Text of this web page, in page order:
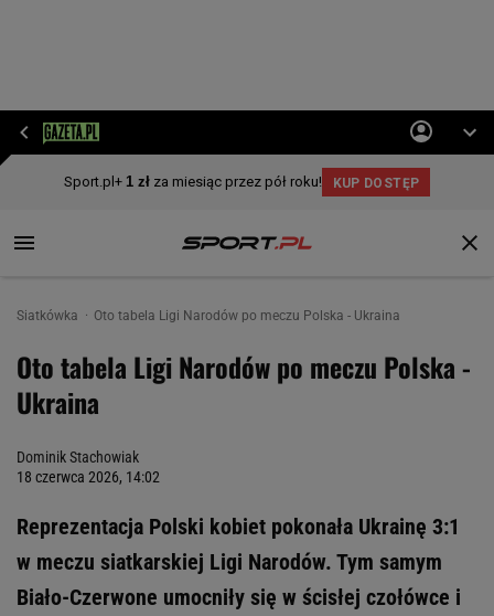
Siatkówka Oto tabela Ligi Narodów po meczu Polska - Ukraina
Oto tabela Ligi Narodów po meczu Polska -
Ukraina
Dominik Stachowiak
18 czerwca 2026, 14:02
Reprezentacja Polski kobiet pokonała Ukrainę 3:1
w meczu siatkarskiej Ligi Narodów. Tym samym
Biało-Czerwone umocniły się w ścisłej czołówce i